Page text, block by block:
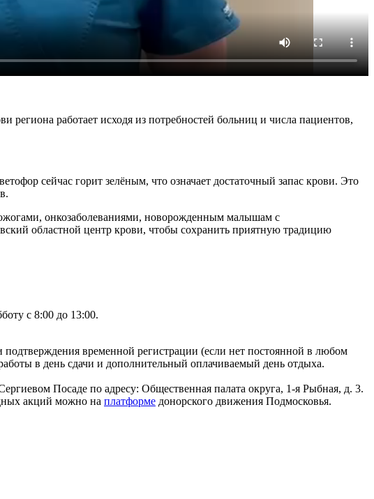
работает исходя из потребностей больниц и числа пациентов,
сейчас горит зелёным, что означает достаточный запас крови. Это
онкозаболеваниями, новорожденным малышам с
областной центр крови, чтобы сохранить приятную традицию
с 8:00 до 13:00.
временной регистрации (если нет постоянной в любом
в день сдачи и дополнительный оплачиваемый день отдыха.
Посаде по адресу: Общественная палата округа, 1-я Рыбная, д. 3.
акций можно на платформе донорского движения Подмосковья.